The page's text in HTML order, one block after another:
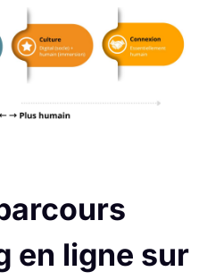
en ligne sur